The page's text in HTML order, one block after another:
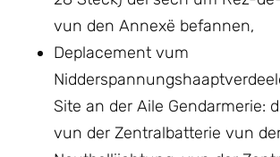
vun den Annexë befannen,
Deplacement vum
Site an der Aile Gendarmerie:
vun der Zentralbatterie vun